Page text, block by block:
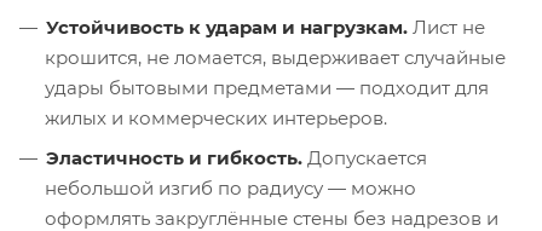
Устойчивость к ударам и нагрузкам. Лист не
крошится, не ломается, выдерживает случайные
удары бытовыми предметами — подходит для
жилых и коммерческих интерьеров.
Эластичность и гибкость. Допускается
небольшой изгиб по радиусу — можно
оформлять закруглённые стены без надрезов и